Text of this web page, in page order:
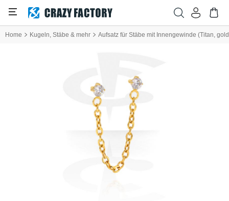
Home Kugeln, Stäbe & mehr Aufsatz für Stäbe mit Innengewinde (Titan,